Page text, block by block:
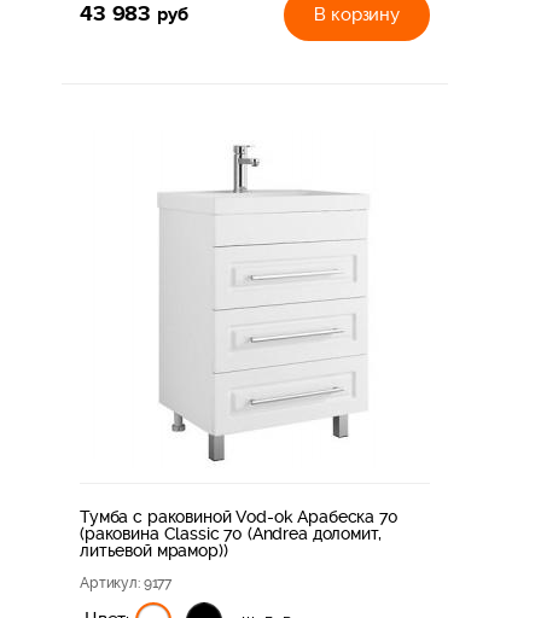
43 983 руб В корзину
Тумба с раковиной Vod-ok Арабеска 70
(раковина Classic 70 (Andrea доломит,
литьевой мрамор))
Артикул: 9177